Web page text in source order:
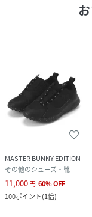
MASTER BUNNY EDITION
その他のシューズ・靴
11,000円 60%OFF
100ポイント(1倍)